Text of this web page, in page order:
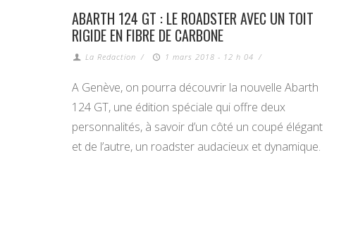
ABARTH 124 GT : LE ROADSTER AVEC UN TOIT
RIGIDE EN FIBRE DE CARBONE
La Redaction / 1 mars 2018 - 12 h 04 /
A Genève, on pourra découvrir la nouvelle Abarth
124 GT, une édition spéciale qui offre deux
personnalités, à savoir d’un côté un coupé élégant
et de l’autre, un roadster audacieux et dynamique.